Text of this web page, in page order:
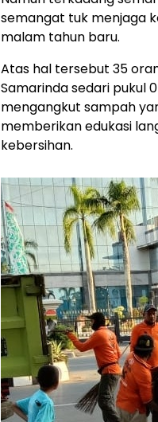
semangat tuk menjaga
malam tahun baru.
Atas hal tersebut 35
Samarinda sedari pukul
mengangkut sampah
memberikan edukasi
kebersihan.